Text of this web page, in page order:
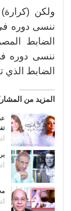
ولكن
ننسى دوره
الضابط
ننسى دوره
الضابط الذي
المزيد من